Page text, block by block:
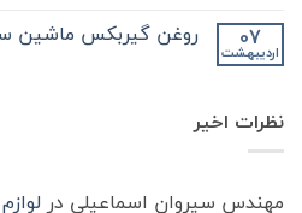
واسکازین
چه
ولوو
N10
حمل‌ونقل
نشده 07
اردیبهشت
روغن گیربکس ماشین
گیربکس
ماشیننظرات اخیر
مهندس سیروان اسماعیلی در